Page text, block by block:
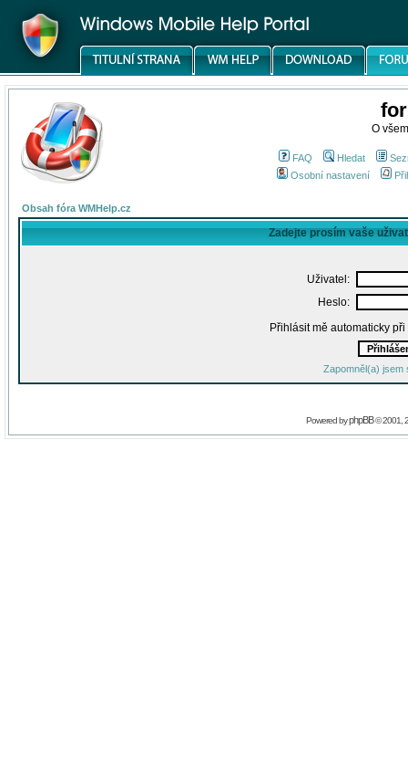
O
FAQ Hledat
Osobní nastavení
Obsah fóra WMHelp.cz
Zadejte prosím vaše
Uživatel:
Heslo:
Přihlásit mě automaticky
Zapomněl(a) jsem
Powered byphpBB© 2001,